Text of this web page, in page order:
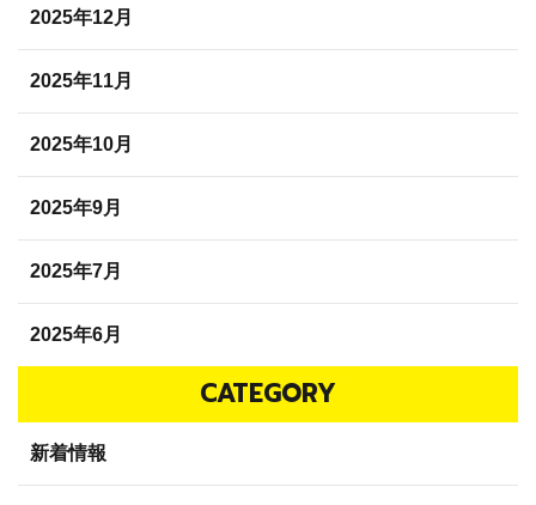
2025年12月
2025年11月
2025年10月
2025年9月
2025年7月
2025年6月
CATEGORY
新着情報